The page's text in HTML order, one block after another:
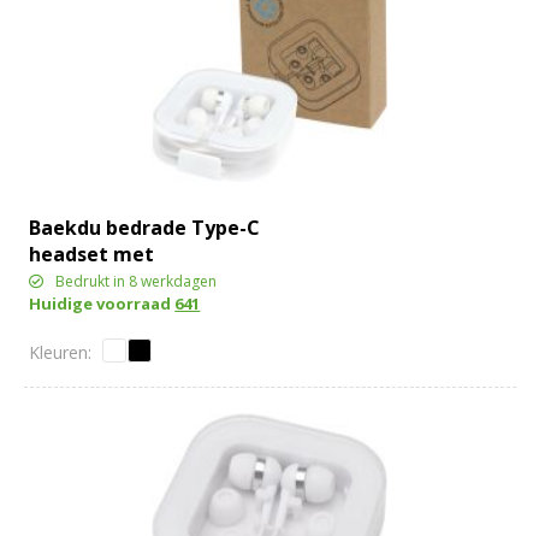
Baekdu bedrade Type-C
headset met
opbergdoos van
gerecycled plastic
Bedrukt in 8 werkdagen
Huidige voorraad 641